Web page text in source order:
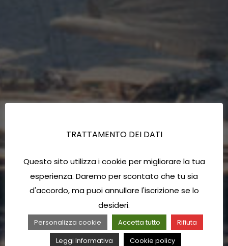
TRATTAMENTO DEI DATI
Questo sito utilizza i cookie per migliorare la tua
esperienza. Daremo per scontato che tu sia
d'accordo, ma puoi annullare l'iscrizione se lo
desideri.
Personalizza cookie Accetta tutto
Rifiuta
Leggi Informativa
Cookie policy